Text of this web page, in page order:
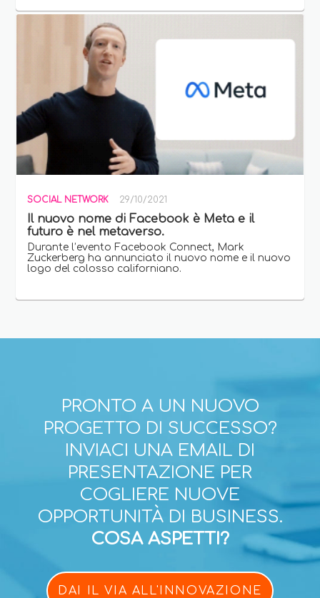
SOCIAL NETWORK 29/10/2021
Il nuovo nome di Facebook è Meta e il
futuro è nel metaverso.
Durante l’evento Facebook Connect, Mark
Zuckerberg ha annunciato il nuovo nome e il nuovo
logo del colosso californiano.
PRONTO A UN NUOVO
PROGETTO DI SUCCESSO?
INVIACI UNA EMAIL DI
PRESENTAZIONE PER
COGLIERE NUOVE
OPPORTUNITÀ DI BUSINESS.
COSA ASPETTI?
DAI IL VIA ALL'INNOVAZIONE